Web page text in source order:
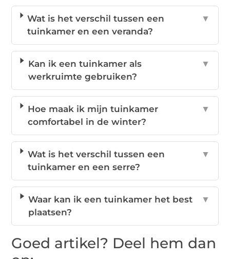
Wat is het verschil tussen een
tuinkamer en een veranda?
▼
Kan ik een tuinkamer als
werkruimte gebruiken?
▼
Hoe maak ik mijn tuinkamer
comfortabel in de winter?
▼
Wat is het verschil tussen een
tuinkamer en een serre?
▼
Waar kan ik een tuinkamer het best
plaatsen?
▼
Goed artikel? Deel hem dan